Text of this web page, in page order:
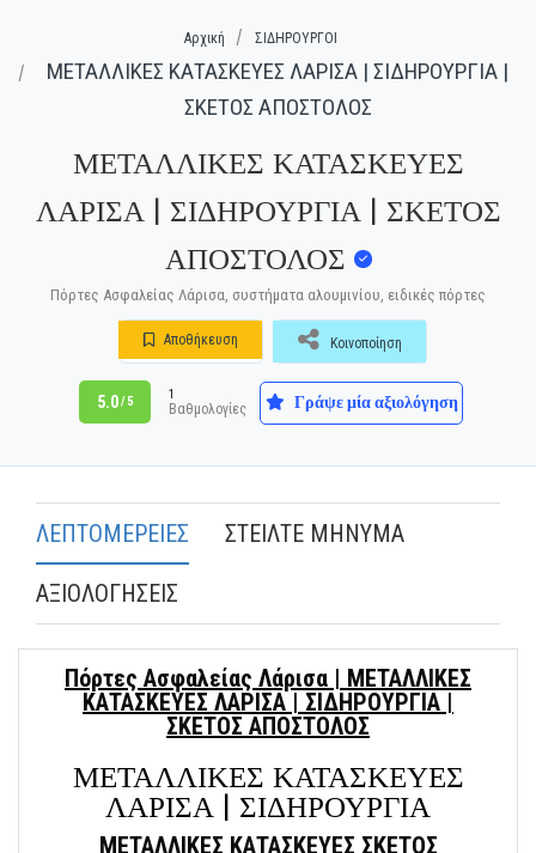
Αρχική ΣΙΔΗΡΟΥΡΓΟΙ
ΜΕΤΑΛΛΙΚΕΣ ΚΑΤΑΣΚΕΥΕΣ ΛΑΡΙΣΑ | ΣΙΔΗΡΟΥΡΓΙΑ |
ΣΚΕΤΟΣ ΑΠΟΣΤΟΛΟΣ
ΜΕΤΑΛΛΙΚΕΣ ΚΑΤΑΣΚΕΥΕΣ
ΛΑΡΙΣΑ | ΣΙΔΗΡΟΥΡΓΙΑ | ΣΚΕΤΟΣ
ΑΠΟΣΤΟΛΟΣ
Πόρτες Ασφαλείας Λάρισα, συστήματα αλουμινίου, ειδικές πόρτες
Αποθήκευση Κοινοποίηση
5.0/ 5 1
Βαθμολογίες Γράψε μία αξιολόγηση
ΛΕΠΤΟΜΕΡΕΙΕΣ ΣΤΕΙΛΤΕ ΜΗΝΥΜΑ
ΑΞΙΟΛΟΓΗΣΕΙΣ
Πόρτες Ασφαλείας Λάρισα | ΜΕΤΑΛΛΙΚΕΣ
ΚΑΤΑΣΚΕΥΕΣ ΛΑΡΙΣΑ | ΣΙΔΗΡΟΥΡΓΙΑ |
ΣΚΕΤΟΣ ΑΠΟΣΤΟΛΟΣ
ΜΕΤΑΛΛΙΚΕΣ ΚΑΤΑΣΚΕΥΕΣ
ΛΑΡΙΣΑ | ΣΙΔΗΡΟΥΡΓΙΑ
ΜΕΤΑΛΛΙΚΕΣ ΚΑΤΑΣΚΕΥΕΣ ΣΚΕΤΟΣ